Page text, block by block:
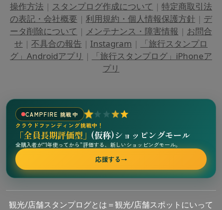
操作方法 | スタンプログ作成について | 特定商取引法
の表記・会社概要 | 利用規約・個人情報保護方針 | デ
ータ削除について | メンテナンス・障害情報 | お問合
せ | 不具合の報告 | Instagram |
「旅行スタンプロ
グ」Androidアプリ |
「旅行スタンプログ」iPhoneア
プリ
CAMPFIRE 挑戦中
クラウドファンディング挑戦中！
「全員長期評価型」 (仮称)ショッピングモール
全購入者が“1年使ってから”評価する、新しいショッピングモール。
応援する→
観光/店舗スタンプログとは＝観光/店舗スポットにいって